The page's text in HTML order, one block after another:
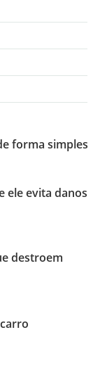
forma simples
ele evita danos
destroem